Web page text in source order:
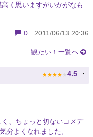
く思いますがいかがなも
0 2011/06/13 20:36
観たい！一覧へ
★ ★ ★ ★ ★ 4.5
、ちょっと切ないコメデ
分よくなれました。